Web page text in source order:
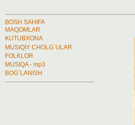
BOSH SAHIFA
MAQOMLAR
KUTUBXONA
MUSIQIY CHOLG`ULAR
FOLKLOR
MUSIQA - mp3
BOG`LANISH